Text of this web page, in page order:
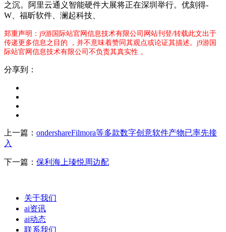
之沉。阿里云通义智能硬件大展将正在深圳举行。优刻得-
W、福昕软件、澜起科技、
郑重声明：j9游国际站官网信息技术有限公司网站刊登/转载此文出于
传递更多信息之目的 ，并不意味着赞同其观点或论证其描述。j9游国
际站官网信息技术有限公司不负责其真实性 。
分享到：
上一篇： ondershareFilmora等多款数字创意软件产物已率先接
入
下一篇： 保利海上瑧悦周边配
关于我们
ai资讯
ai动态
联系我们